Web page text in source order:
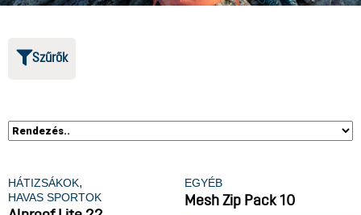
Szűrők
HÁTIZSÁKOK,
HAVAS SPORTOK
EGYÉB
Mesh Zip Pack 10